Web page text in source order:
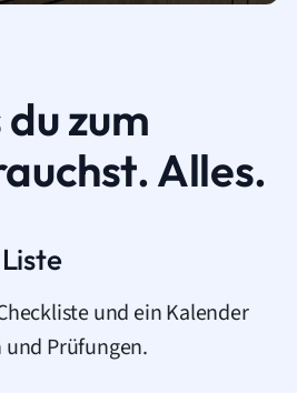
zum
Alles.
und ein Kalender
Prüfungen.